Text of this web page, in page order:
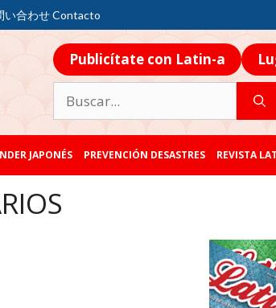
い合わせ Contacto
Publicítate con Latin-a
JAPONÉS PREVENCIÓN DESASTRES REVISTA